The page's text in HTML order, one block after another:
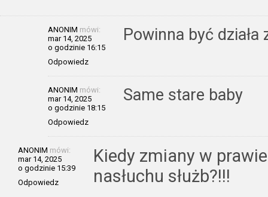
ANONIM mówi:
mar 14, 2025
o godzinie 16:15
Odpowiedz
Powinna być działa
ANONIM mówi:
mar 14, 2025
o godzinie 18:15
Odpowiedz
Same stare baby
ANONIM mówi:
mar 14, 2025
o godzinie 15:39
Odpowiedz
Kiedy zmiany w
nasłuchu służb?!!!